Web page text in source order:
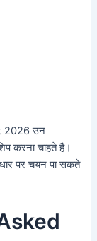
2026 उन
करना चाहते हैं।
पर चयन पा सकते